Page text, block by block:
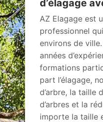
d’élagage
AZ Elagage est
professionnel
environs de
années
formations
part l’élagage,
d’arbre, la taille
d’arbres et la
importe la taille